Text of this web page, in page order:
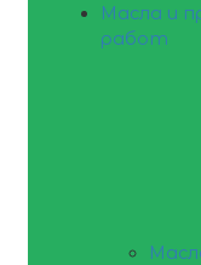
Масла и
работ